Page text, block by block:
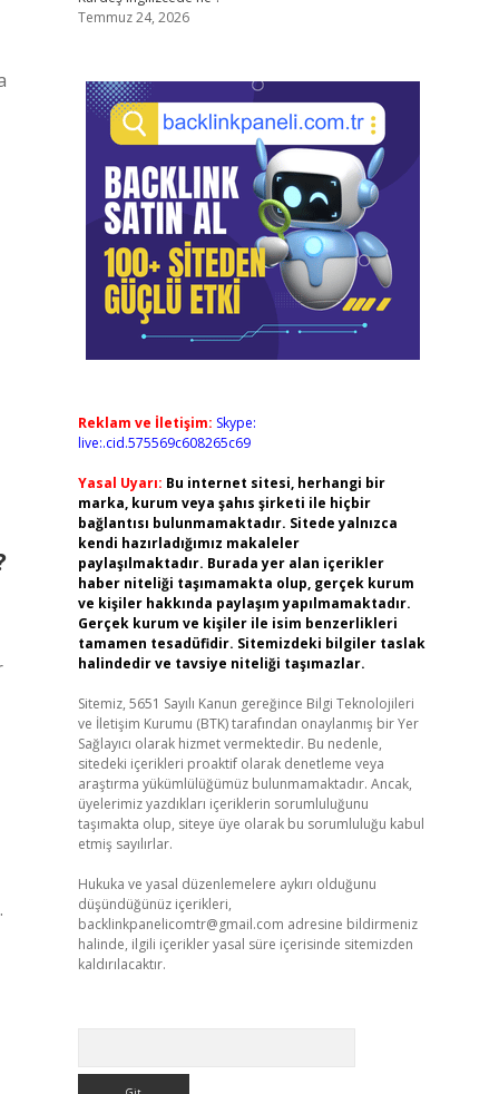
Temmuz 24, 2026
Reklam ve İletişim: Skype:
live:.cid.575569c608265c69
Yasal Uyarı: Bu internet sitesi, herhangi bir
marka, kurum veya şahıs şirketi ile hiçbir
bağlantısı bulunmamaktadır. Sitede yalnızca
kendi hazırladığımız makaleler
paylaşılmaktadır. Burada yer alan içerikler
haber niteliği taşımamakta olup, gerçek kurum
ve kişiler hakkında paylaşım yapılmamaktadır.
Gerçek kurum ve kişiler ile isim benzerlikleri
tamamen tesadüfidir. Sitemizdeki bilgiler taslak
halindedir ve tavsiye niteliği taşımazlar.
Sitemiz, 5651 Sayılı Kanun gereğince Bilgi Teknolojileri
ve İletişim Kurumu (BTK) tarafından onaylanmış bir Yer
Sağlayıcı olarak hizmet vermektedir. Bu nedenle,
sitedeki içerikleri proaktif olarak denetleme veya
araştırma yükümlülüğümüz bulunmamaktadır. Ancak,
üyelerimiz yazdıkları içeriklerin sorumluluğunu
taşımakta olup, siteye üye olarak bu sorumluluğu kabul
etmiş sayılırlar.
Hukuka ve yasal düzenlemelere aykırı olduğunu
düşündüğünüz içerikleri,
backlinkpanelicomtr@gmail.com adresine bildirmeniz
halinde, ilgili içerikler yasal süre içerisinde sitemizden
kaldırılacaktır.